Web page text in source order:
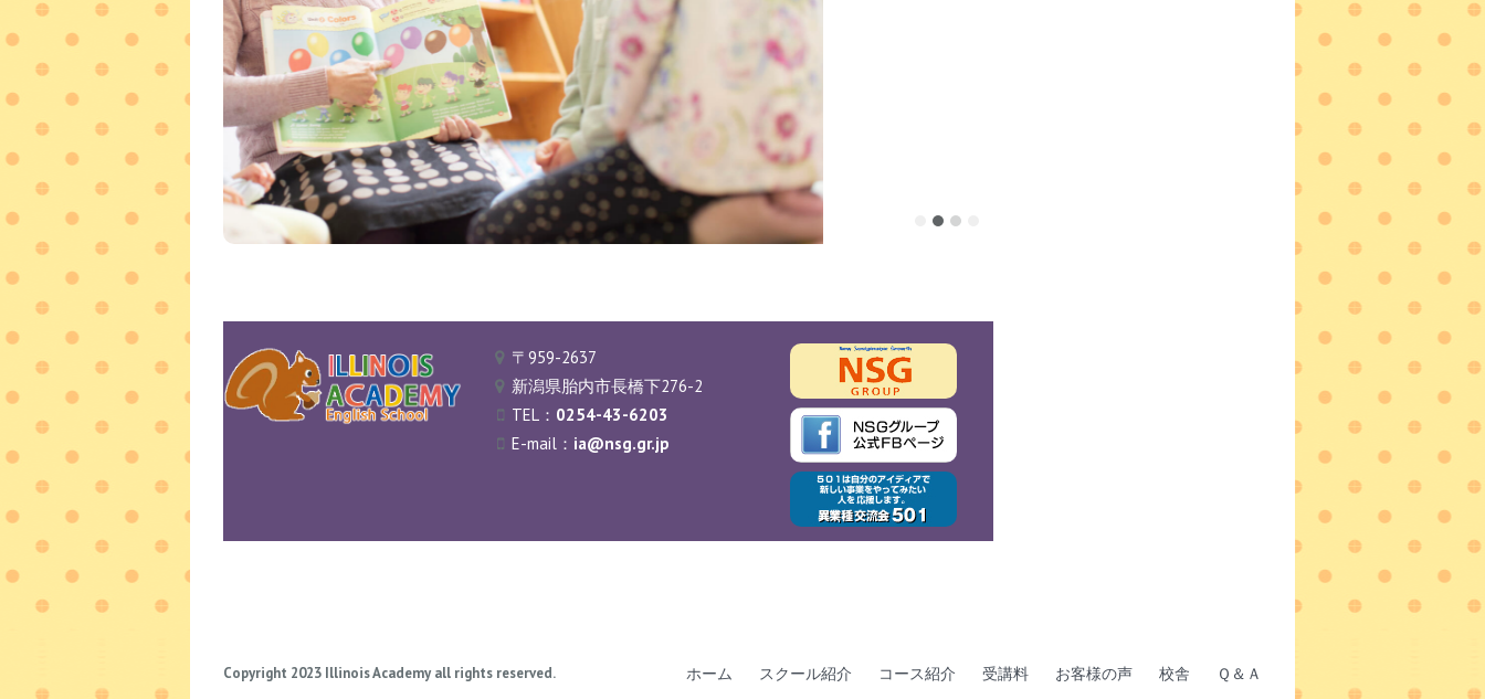
〒959-2637
新潟県胎内市長橋下276-2
TEL： 0254-43-6203
E-mail： ia@nsg.gr.jp
ホーム スクール紹介 コース紹介 受講料 お客様の声 校舎 Ｑ＆Ａ
Copyright 2023 Illinois Academy all rights reserved.